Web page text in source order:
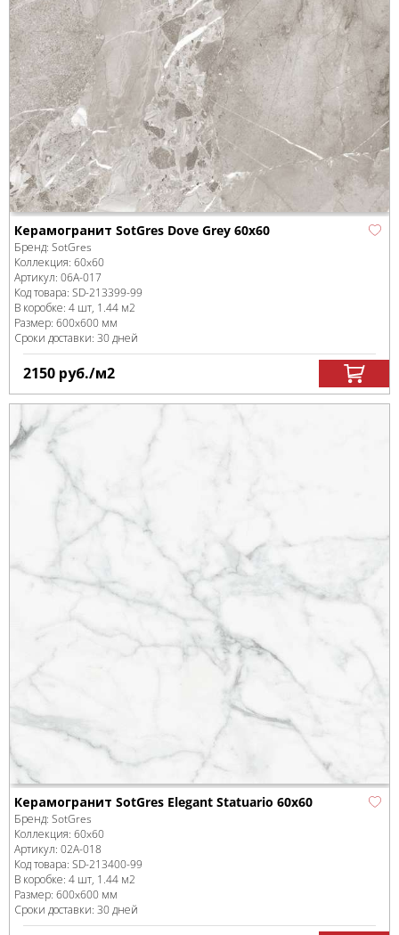
Керамогранит SotGres Dove Grey 60x60
Бренд: SotGres
Коллекция: 60x60
Артикул: 06A-017
Код товара: SD-213399-99
В коробке: 4 шт, 1.44 м2
Размер: 600x600 мм
Сроки доставки: 30 дней
2150 руб./м2
Керамогранит SotGres Elegant Statuario 60x60
Бренд: SotGres
Коллекция: 60x60
Артикул: 02А-018
Код товара: SD-213400-99
В коробке: 4 шт, 1.44 м2
Размер: 600x600 мм
Сроки доставки: 30 дней